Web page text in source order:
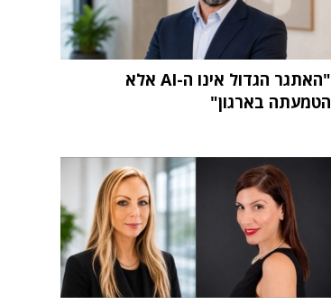
"האתגר הגדול אינו ה-AI אלא
הטמעתה בארגון"